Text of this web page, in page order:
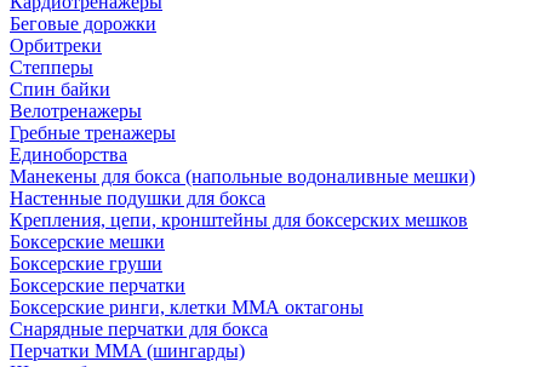
Беговые дорожки
Орбитреки
Степперы
Спин байки
Велотренажеры
Гребные тренажеры
Единоборства
Манекены для бокса (напольные водоналивные мешки)
Настенные подушки для бокса
Крепления, цепи, кронштейны для боксерских мешков
Боксерские мешки
Боксерские груши
Боксерские перчатки
Боксерские ринги, клетки ММА октагоны
Снарядные перчатки для бокса
Перчатки MMA (шингарды)